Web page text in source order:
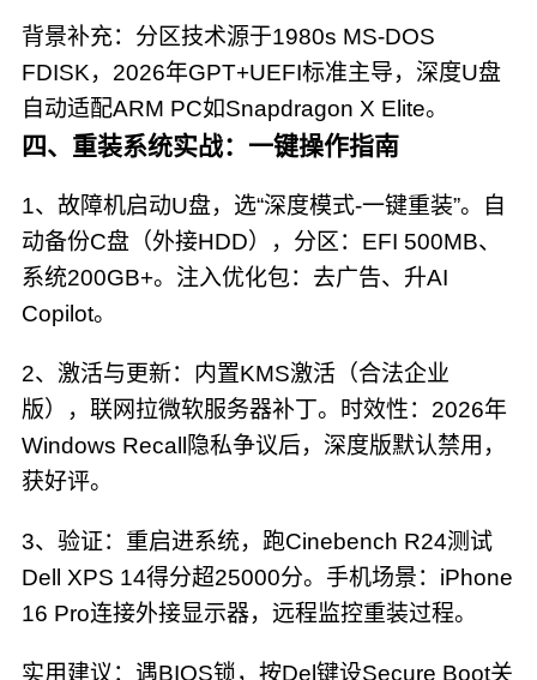
背景补充：分区技术源于1980s MS-DOS
FDISK，2026年GPT+UEFI标准主导，深度U盘
自动适配ARM PC如Snapdragon X Elite。
四、重装系统实战：一键操作指南
1、故障机启动U盘，选“深度模式-一键重装”。自
动备份C盘（外接HDD），分区：EFI 500MB、
系统200GB+。注入优化包：去广告、升AI
Copilot。
2、激活与更新：内置KMS激活（合法企业
版），联网拉微软服务器补丁。时效性：2026年
Windows Recall隐私争议后，深度版默认禁用，
获好评。
3、验证：重启进系统，跑Cinebench R24测试
Dell XPS 14得分超25000分。手机场景：iPhone
16 Pro连接外接显示器，远程监控重装过程。
实用建议：遇BIOS锁，按Del键设Secure Boot关